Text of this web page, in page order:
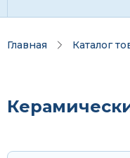
Главная Каталог